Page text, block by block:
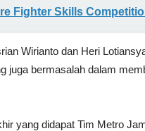
Fighter Skills
Wirianto dan Heri
juga bermasalah dalam
yang didapat Tim Metro